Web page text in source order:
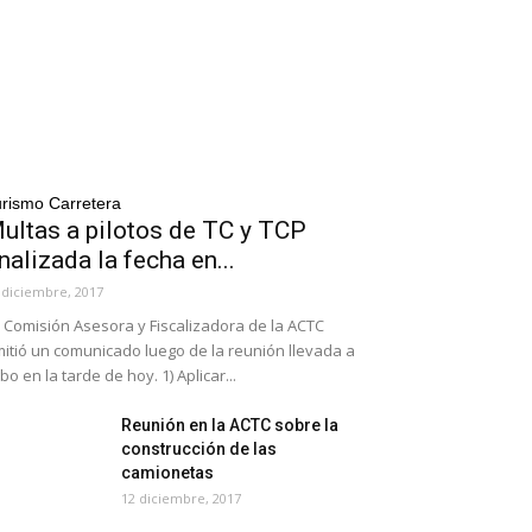
Carretera
a pilotos de TC y TCP
la fecha en...
diciembre, 2017
Comisión Asesora y Fiscalizadora de la ACTC
un comunicado luego de la reunión llevada a
en la tarde de hoy. 1) Aplicar...
Reunión en la ACTC sobre la
construcción de las
camionetas
12 diciembre, 2017